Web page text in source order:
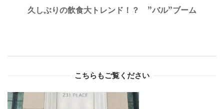
久しぶりの飲食大トレンド！？ ”バル”ブーム
こちらもご覧ください